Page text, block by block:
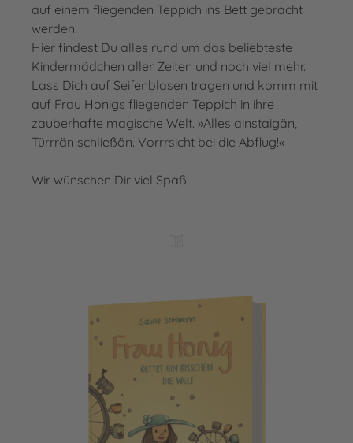
auf einem fliegenden Teppich ins Bett gebracht
werden.
Hier findest Du alles rund um das beliebteste
Kindermädchen aller Zeiten und noch viel mehr.
Lass Dich auf Seifenblasen tragen und komm mit
auf Frau Honigs fliegenden Teppich in ihre
zauberhafte magische Welt. »Alles ainstaigän,
Türrrän schließön. Vorrrsicht bei die Abflug!«
Wir wünschen Dir viel Spaß!